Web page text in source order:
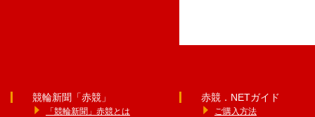
競輪新聞「赤競」
「競輪新聞」赤競とは
赤競．NETガイド
ご購入方法